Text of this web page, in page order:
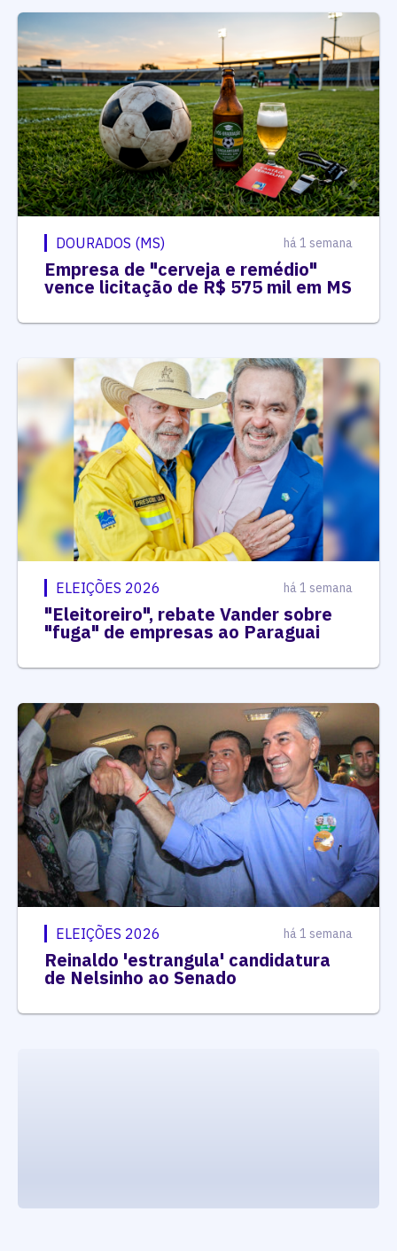
DOURADOS (MS) há 1 semana
Empresa de "cerveja e remédio"
vence licitação de R$ 575 mil em MS
ELEIÇÕES 2026 há 1 semana
"Eleitoreiro", rebate Vander sobre
"fuga" de empresas ao Paraguai
ELEIÇÕES 2026 há 1 semana
Reinaldo 'estrangula' candidatura
de Nelsinho ao Senado